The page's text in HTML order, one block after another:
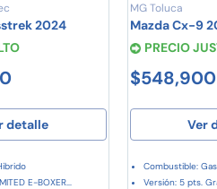
2024
detalle
E-BOXER...
MG Toluca
Mazda Cx-9
PRECIO
$548,900
Ver
Combustible:
Versión: 5 pts.